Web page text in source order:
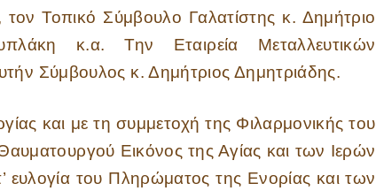
Τοπικό Σύμβουλο Γαλατίστης κ. Δημήτριο
κ.α. Την Εταιρεία Μεταλλευτικών
Σύμβουλος κ. Δημήτριος Δημητριάδης.
με τη συμμετοχή της Φιλαρμονικής του
Εικόνος της Αγίας και των Ιερών
ευλογία του Πληρώματος της Ενορίας και των